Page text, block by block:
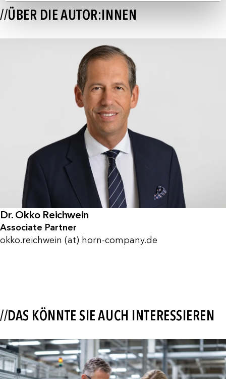
//ÜBER DIE AUTOR:INNEN
Dr. Okko Reichwein
Associate Partner
okko.reichwein (at) horn-company.de
//DAS KÖNNTE SIE AUCH INTERESSIEREN